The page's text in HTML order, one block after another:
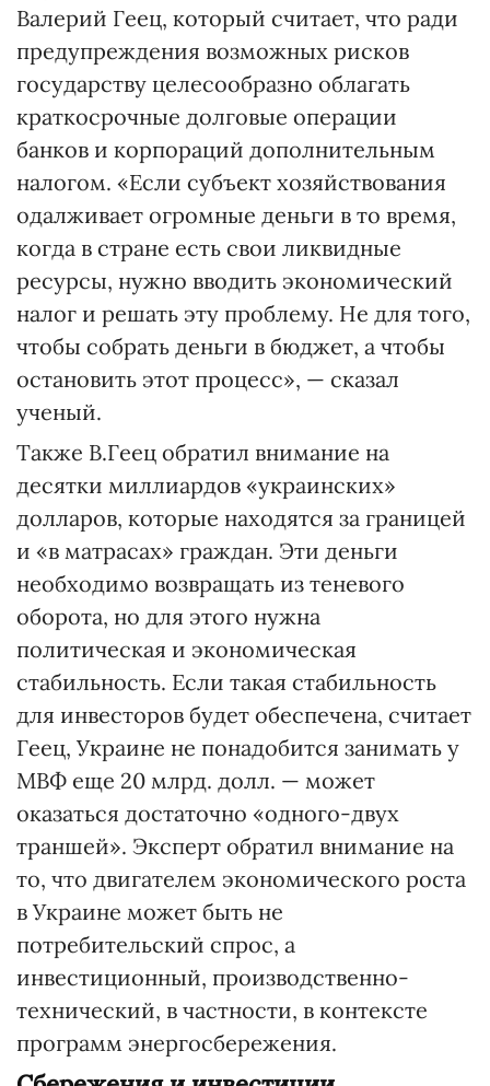
Валерий Геец, который считает, что ради
предупреждения возможных рисков
государству целесообразно облагать
краткосрочные долговые операции
банков и корпораций дополнительным
налогом. «Если субъект хозяйствования
одалживает огромные деньги в то время,
когда в стране есть свои ликвидные
ресурсы, нужно вводить экономический
налог и решать эту проблему. Не для того,
чтобы собрать деньги в бюджет, а чтобы
остановить этот процесс», — сказал
ученый.
Также В.Геец обратил внимание на
десятки миллиардов «украинских»
долларов, которые находятся за границей
и «в матрасах» граждан. Эти деньги
необходимо возвращать из теневого
оборота, но для этого нужна
политическая и экономическая
стабильность. Если такая стабильность
для инвесторов будет обеспечена, считает
Геец, Украине не понадобится занимать у
МВФ еще 20 млрд. долл. — может
оказаться достаточно «одного-двух
траншей». Эксперт обратил внимание на
то, что двигателем экономического роста
в Украине может быть не
потребительский спрос, а
инвестиционный, производственно-
технический, в частности, в контексте
программ энергосбережения.